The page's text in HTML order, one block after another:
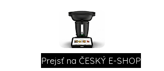
Prejsť na ČESKÝ E-SHOP